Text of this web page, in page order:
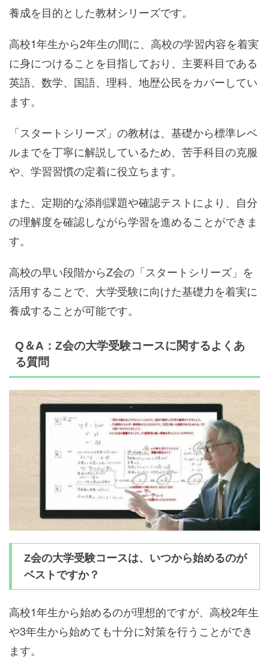
養成を目的とした教材シリーズです。
高校1年生から2年生の間に、高校の学習内容を着実
に身につけることを目指しており、主要科目である
英語、数学、国語、理科、地歴公民をカバーしてい
ます。
「スタートシリーズ」の教材は、基礎から標準レベ
ルまでを丁寧に解説しているため、苦手科目の克服
や、学習習慣の定着に役立ちます。
また、定期的な添削課題や確認テストにより、自分
の理解度を確認しながら学習を進めることができま
す。
高校の早い段階からZ会の「スタートシリーズ」を
活用することで、大学受験に向けた基礎力を着実に
養成することが可能です。
Q＆A：Z会の大学受験コースに関するよくあ
る質問
Z会の大学受験コースは、いつから始めるのが
ベストですか？
高校1年生から始めるのが理想的ですが、高校2年生
や3年生から始めても十分に対策を行うことができ
ます。